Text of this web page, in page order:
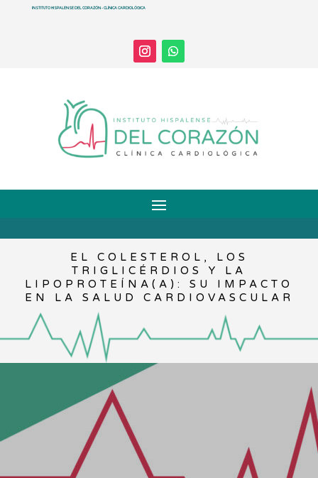
INSTITUTO HISPALENSE DEL CORAZÓN - CLÍNICA CARDIOLÓGICA
EL COLESTEROL, LOS
TRIGLICÉRDIOS Y LA
LIPOPROTEÍNA(A): SU IMPACTO
EN LA SALUD CARDIOVASCULAR